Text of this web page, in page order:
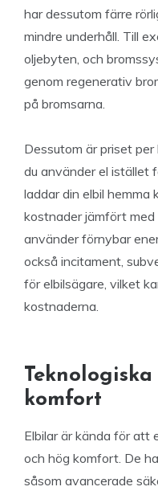
har dessutom färre
mindre underhåll. Till
oljebyten, och
genom regenerativ
på bromsarna.
Dessutom är priset
du använder el istället
laddar din elbil hemma
kostnader jämfört med
använder förnybar
också incitament,
för elbilsägare, vilket
kostnaderna.
komfort
Elbilar är kända för att
och hög komfort. De
såsom avancerade